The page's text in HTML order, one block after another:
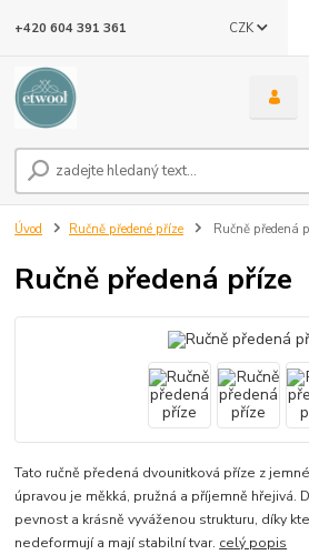
CZK
+420 604 391 361
Úvod Ručně předené příze Ručně předená
Ručně předená příze
Tato ručně předená dvounitková příze z
úpravou je měkká, pružná a příjemně hřejivá.
pevnost a krásně vyváženou strukturu, díky
nedeformují a mají stabilní tvar. celý popis